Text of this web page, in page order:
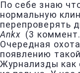
По себе знаю
нормальную
перепроверять
Ankx (3 коммент.
Очередная
появлению
Журнализды как